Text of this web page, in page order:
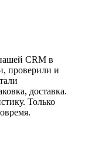
CRM в
проверили и
доставка.
Только